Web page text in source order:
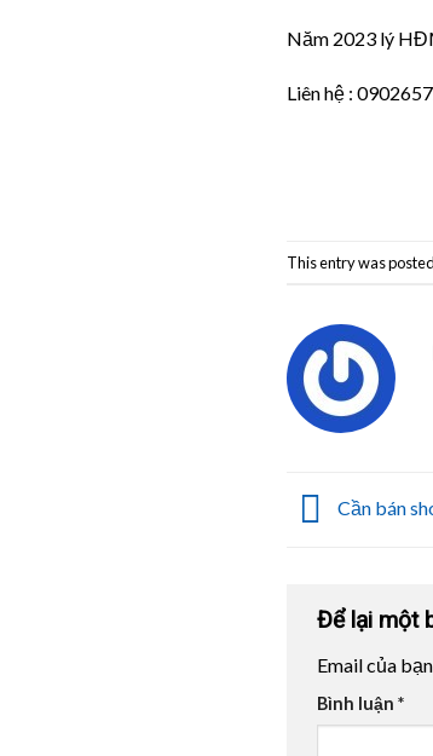
Năm 2023 lý
Liên hệ :
This entry was
Cần bán
Để lại một
Email của
Bình luận *